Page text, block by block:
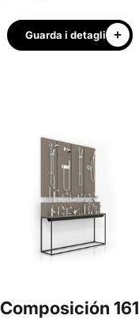
Guarda i detagli
Composición 161